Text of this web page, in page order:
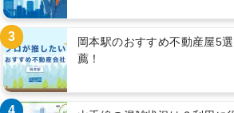
3
岡本駅のおすすめ不動産屋5
薦！